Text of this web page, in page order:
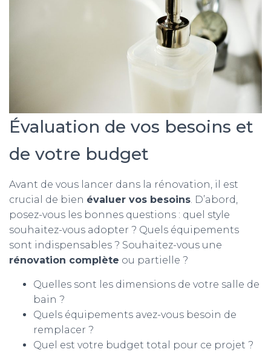
Évaluation de vos besoins et
de votre budget
Avant de vous lancer dans la rénovation, il est
crucial de bien évaluer vos besoins. D’abord,
posez-vous les bonnes questions : quel style
souhaitez-vous adopter ? Quels équipements
sont indispensables ? Souhaitez-vous une
rénovation complète ou partielle ?
Quelles sont les dimensions de votre salle de
bain ?
Quels équipements avez-vous besoin de
remplacer ?
Quel est votre budget total pour ce projet ?